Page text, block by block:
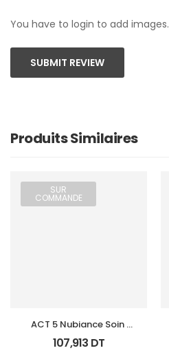
You have to login to add images.
SUBMIT REVIEW
Produits Similaires
SUR
COMMANDE
ACT 5 Nubiance Soin
Anti Imperfections 30Ml
107,913 DT